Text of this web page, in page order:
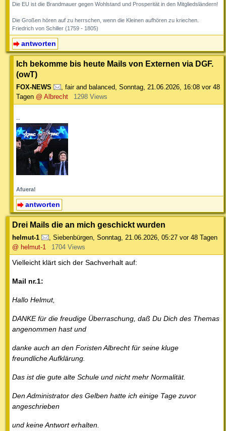
Die EU ist die Brandmauer gegen Wohlstand und Prosperität in den Mitgliedsländern!
Die Großen hören auf zu herrschen, wenn die Kleinen aufhören zu kriechen.
Friedrich von Schiller (1759 - 1805)
antworten
Ich bekomme bis heute Mails von Externen via DGF.
(owT)
FOX-NEWS , fair and balanced, Sonntag, 21.06.2026, 16:08 vor 48
Tagen @ Albrecht 1298 Views
--
Afuera!
antworten
Drei Mails die an mich geschickt wurden
helmut-1 , Siebenbürgen, Sonntag, 21.06.2026, 05:27 vor 48 Tagen
@ helmut-1
1704 Views
Vielleicht klärt sich der Sachverhalt auf:
Mail nr.1:
Hallo Helmut,
DANKE für die freudige Überraschung, daß Du Dich des Themas
angenommen hast und
danke auch an den Foristen Albrecht für seine kluge
freundliche Aufklärung.
Das ist die gute alte Schule und nicht mehr Normalität.
Den Administrator des Gelben hatte ich einige Tage zuvor
angeschrieben
und keine Antwort erhalten.